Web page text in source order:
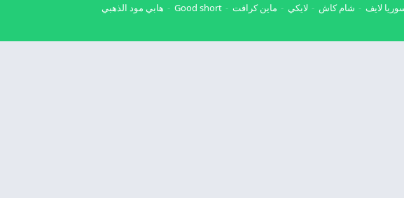
لايف شام كاش لايكي ماين كرافت Good short
هابي مود الذهبي